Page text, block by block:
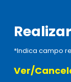
*Indica campo
Ver/